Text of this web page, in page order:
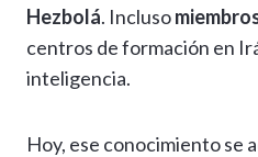
Hezbolá. Incluso
centros de formación en
inteligencia.
Hoy, ese conocimiento se